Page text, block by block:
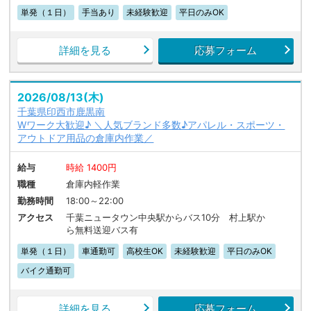
単発（１日） 手当あり 未経験歓迎 平日のみOK
詳細を見る 応募フォーム
2026/08/13(木)
千葉県印西市鹿黒南
Wワーク大歓迎♪ ＼人気ブランド多数♪アパレル・スポーツ・
アウトドア用品の倉庫内作業／
給与
時給 1400円
職種
倉庫内軽作業
勤務時間
18:00～22:00
アクセス
千葉ニュータウン中央駅からバス10分 村上駅か
ら無料送迎バス有
単発（１日） 車通勤可 高校生OK 未経験歓迎
平日のみOK
バイク通勤可